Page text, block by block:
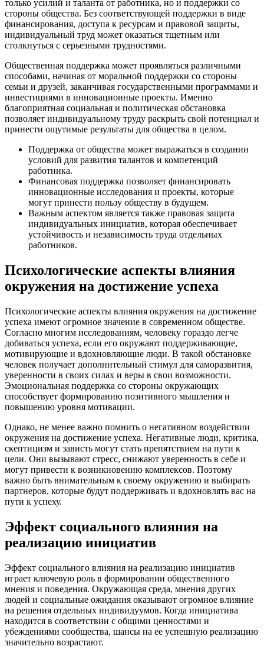
только усилий и таланта от работника, но и поддержки со
стороны общества. Без соответствующей поддержки в виде
финансирования, доступа к ресурсам и правовой защиты,
индивидуальный труд может оказаться тщетным или
столкнуться с серьезными трудностями.
Общественная поддержка может проявляться различными
способами, начиная от моральной поддержки со стороны
семьи и друзей, заканчивая государственными программами и
инвестициями в инновационные проекты. Именно
благоприятная социальная и политическая обстановка
позволяет индивидуальному труду раскрыть свой потенциал и
принести ощутимые результаты для общества в целом.
Поддержка от общества может выражаться в создании
условий для развития талантов и компетенций
работника.
Финансовая поддержка позволяет финансировать
инновационные исследования и проекты, которые
могут принести пользу обществу в будущем.
Важным аспектом является также правовая защита
индивидуальных инициатив, которая обеспечивает
устойчивость и независимость труда отдельных
работников.
Психологические аспекты влияния
окружения на достижение успеха
Психологические аспекты влияния окружения на достижение
успеха имеют огромное значение в современном обществе.
Согласно многим исследованиям, человеку гораздо легче
добиваться успеха, если его окружают поддерживающие,
мотивирующие и вдохновляющие люди. В такой обстановке
человек получает дополнительный стимул для саморазвития,
уверенности в своих силах и веры в свои возможности.
Эмоциональная поддержка со стороны окружающих
способствует формированию позитивного мышления и
повышению уровня мотивации.
Однако, не менее важно помнить о негативном воздействии
окружения на достижение успеха. Негативные люди, критика,
скептицизм и зависть могут стать препятствием на пути к
цели. Они вызывают стресс, снижают уверенность в себе и
могут привести к возникновению комплексов. Поэтому
важно быть внимательным к своему окружению и выбирать
партнеров, которые будут поддерживать и вдохновлять вас на
пути к успеху.
Эффект социального влияния на
реализацию инициатив
Эффект социального влияния на реализацию инициатив
играет ключевую роль в формировании общественного
мнения и поведения. Окружающая среда, мнения других
людей и социальные ожидания оказывают огромное влияние
на решения отдельных индивидуумов. Когда инициатива
находится в соответствии с общими ценностями и
убеждениями сообщества, шансы на ее успешную реализацию
значительно возрастают.